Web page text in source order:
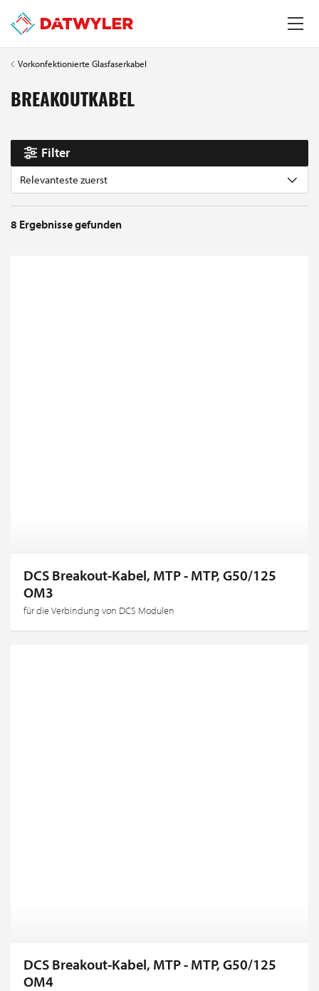
Vorkonfektionierte Glasfaserkabel
BREAKOUTKABEL
Filter
Relevanteste zuerst
8 Ergebnisse gefunden
DCS Breakout-Kabel, MTP - MTP, G50/125
OM3
für die Verbindung von DCS Modulen
DCS Breakout-Kabel, MTP - MTP, G50/125
OM4